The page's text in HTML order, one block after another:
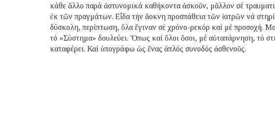
κάθε ἄλλο παρά ἀστυνομικά καθήκοντα ἀσκοῦν, μᾶλλον σέ
ἐκ τῶν πραγμάτων. Εἶδα τήν ἄοκνη προσπάθεια τῶν ἰατρῶν νά
δύσκολη, περίπτωση, ὅλα ἔγιναν σέ χρόνο-ρεκόρ καί μέ προσοχή.
τό «Σύστημα» δουλεύει. Ὅπως καί ὅλοι ὅσοι, μέ αὐταπάρνηση, τό
καταφέρει. Καί ὑπογράφω ὡς ἕνας ἁπλός συνοδός ἀσθενοῦς.